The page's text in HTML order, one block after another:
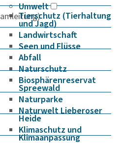
Umwelt
Tierschutz (Tierhaltung
und Jagd)
Landwirtschaft
Seen und Flüsse
Abfall
Naturschutz
Biosphärenreservat
Spreewald
Naturparke
Naturwelt Lieberoser
Heide
Klimaschutz und
Klimaanpassung